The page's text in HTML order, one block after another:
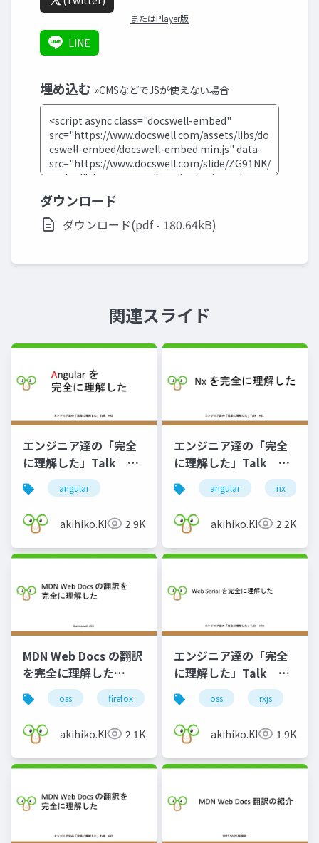
またはPlayer版
LINE
埋め込む »CMSなどでJSが使えない場合
ダウンロード
ダウンロード(pdf - 180.64kB)
関連スライド
エンジニア達の「完全
に理解した」Talk
#52
angular
akihiko.KIgure2.9K
エンジニア達の「完全
に理解した」Talk
#61
angular nx
akihiko.KIgure2.2K
MDN Web Docs の翻訳
を完全に理解した
Gunma.web #50
oss firefox mdn
akihiko.KIgure2.1K
エンジニア達の「完全
に理解した」Talk
#73
oss rxjs
akihiko.KIgure1.9K